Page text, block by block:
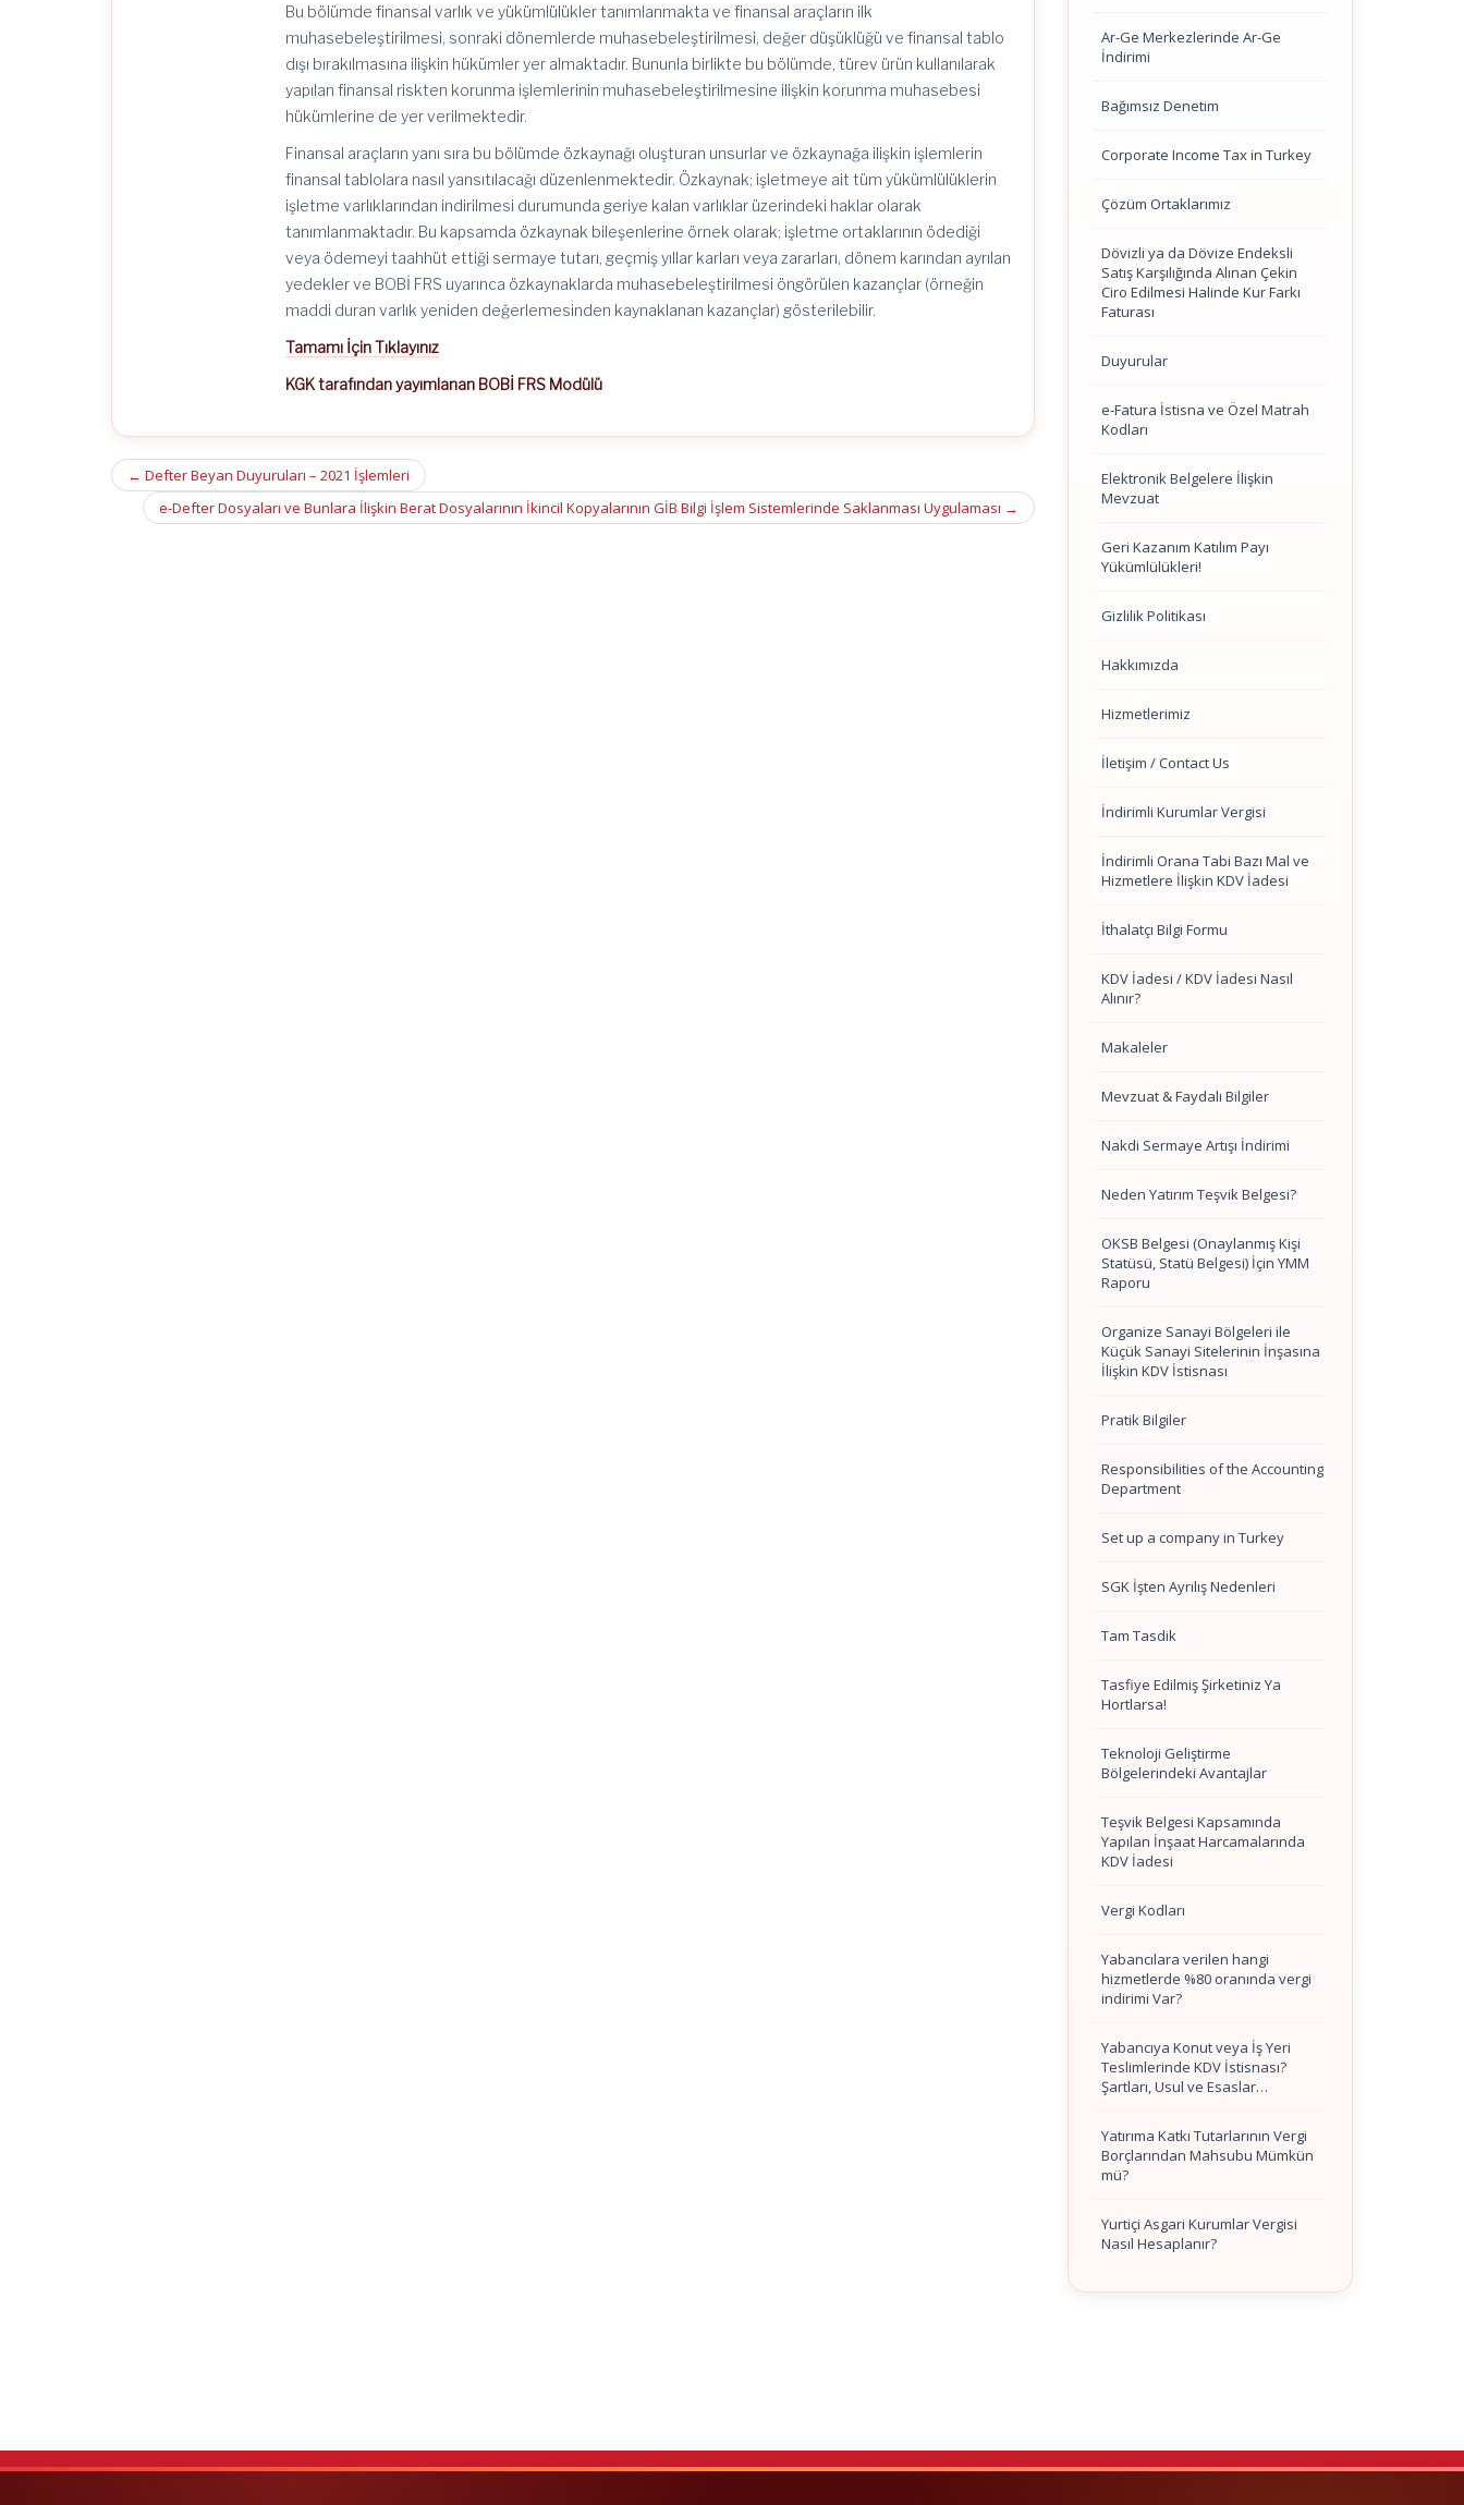
Bu bölümde finansal varlık ve yükümlülükler tanımlanmakta ve finansal araçların ilk
muhasebeleştirilmesi, sonraki dönemlerde muhasebeleştirilmesi, değer düşüklüğü ve finansal tablo
dışı bırakılmasına ilişkin hükümler yer almaktadır. Bununla birlikte bu bölümde, türev ürün kullanılarak
yapılan finansal riskten korunma işlemlerinin muhasebeleştirilmesine ilişkin korunma muhasebesi
hükümlerine de yer verilmektedir.
Finansal araçların yanı sıra bu bölümde özkaynağı oluşturan unsurlar ve özkaynağa ilişkin işlemlerin
finansal tablolara nasıl yansıtılacağı düzenlenmektedir. Özkaynak; işletmeye ait tüm yükümlülüklerin
işletme varlıklarından indirilmesi durumunda geriye kalan varlıklar üzerindeki haklar olarak
tanımlanmaktadır. Bu kapsamda özkaynak bileşenlerine örnek olarak; işletme ortaklarının ödediği
veya ödemeyi taahhüt ettiği sermaye tutarı, geçmiş yıllar karları veya zararları, dönem karından ayrılan
yedekler ve BOBİ FRS uyarınca özkaynaklarda muhasebeleştirilmesi öngörülen kazançlar (örneğin
maddi duran varlık yeniden değerlemesinden kaynaklanan kazançlar) gösterilebilir.
Tamamı İçin Tıklayınız
KGK tarafından yayımlanan BOBİ FRS Modülü
Post
navigation
← Defter Beyan Duyuruları – 2021 İşlemleri
e-Defter Dosyaları ve Bunlara İlişkin Berat Dosyalarının İkincil Kopyalarının GİB Bilgi İşlem Sistemlerinde Saklanması Uygulaması →
Ar-Ge Merkezlerinde Ar-Ge
İndirimi
Bağımsız Denetim
Corporate Income Tax in Turkey
Çözüm Ortaklarımız
Dövizli ya da Dövize Endeksli
Satış Karşılığında Alınan Çekin
Ciro Edilmesi Halinde Kur Farkı
Faturası
Duyurular
e-Fatura İstisna ve Özel Matrah
Kodları
Elektronik Belgelere İlişkin
Mevzuat
Geri Kazanım Katılım Payı
Yükümlülükleri!
Gizlilik Politikası
Hakkımızda
Hizmetlerimiz
İletişim / Contact Us
İndirimli Kurumlar Vergisi
İndirimli Orana Tabi Bazı Mal ve
Hizmetlere İlişkin KDV İadesi
İthalatçı Bilgi Formu
KDV İadesi / KDV İadesi Nasıl
Alınır?
Makaleler
Mevzuat & Faydalı Bilgiler
Nakdi Sermaye Artışı İndirimi
Neden Yatırım Teşvik Belgesi?
OKSB Belgesi (Onaylanmış Kişi
Statüsü, Statü Belgesi) İçin YMM
Raporu
Organize Sanayi Bölgeleri ile
Küçük Sanayi Sitelerinin İnşasına
İlişkin KDV İstisnası
Pratik Bilgiler
Responsibilities of the Accounting
Department
Set up a company in Turkey
SGK İşten Ayrılış Nedenleri
Tam Tasdik
Tasfiye Edilmiş Şirketiniz Ya
Hortlarsa!
Teknoloji Geliştirme
Bölgelerindeki Avantajlar
Teşvik Belgesi Kapsamında
Yapılan İnşaat Harcamalarında
KDV İadesi
Vergi Kodları
Yabancılara verilen hangi
hizmetlerde %80 oranında vergi
indirimi Var?
Yabancıya Konut veya İş Yeri
Teslimlerinde KDV İstisnası?
Şartları, Usul ve Esaslar…
Yatırıma Katkı Tutarlarının Vergi
Borçlarından Mahsubu Mümkün
mü?
Yurtiçi Asgari Kurumlar Vergisi
Nasıl Hesaplanır?